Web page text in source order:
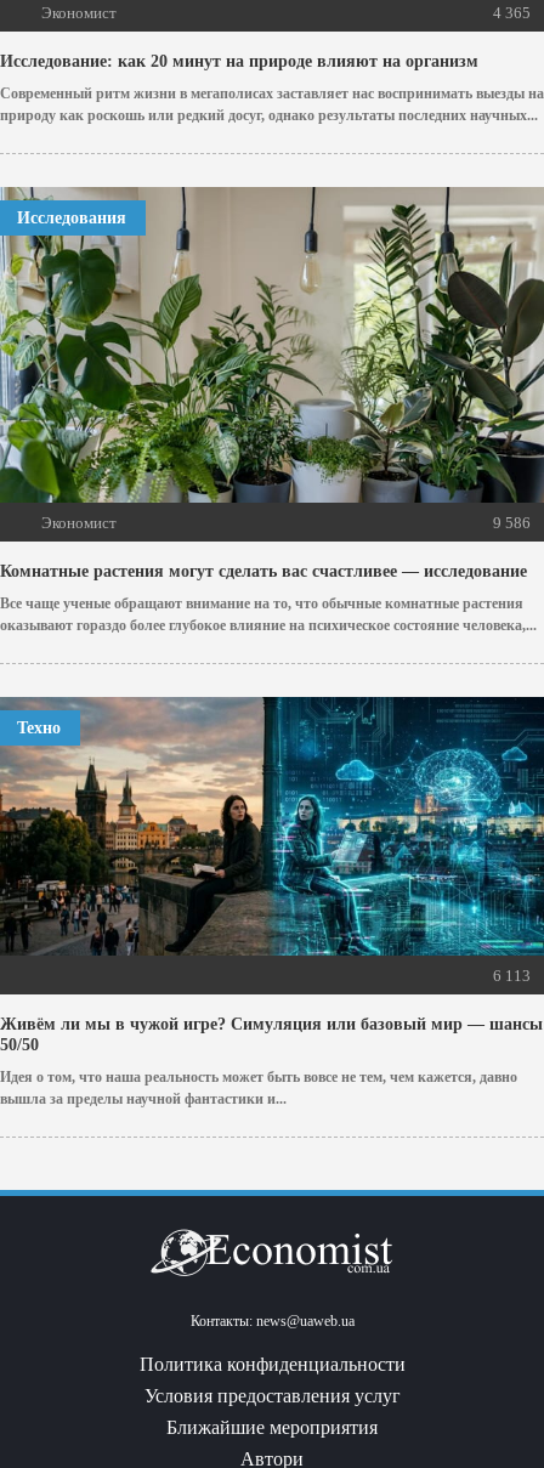
Экономист 4 365
Исследование: как 20 минут на природе влияют на организм
Современный ритм жизни в мегаполисах заставляет нас воспринимать выезды на
природу как роскошь или редкий досуг, однако результаты последних научных...
Исследования
Экономист 9 586
Комнатные растения могут сделать вас счастливее — исследование
Все чаще ученые обращают внимание на то, что обычные комнатные растения
оказывают гораздо более глубокое влияние на психическое состояние человека,...
Техно
6 113
Живём ли мы в чужой игре? Симуляция или базовый мир — шансы
50/50
Идея о том, что наша реальность может быть вовсе не тем, чем кажется, давно
вышла за пределы научной фантастики и...
Контакты: news@uaweb.ua
Политика конфиденциальности
Условия предоставления услуг
Ближайшие мероприятия
Автори